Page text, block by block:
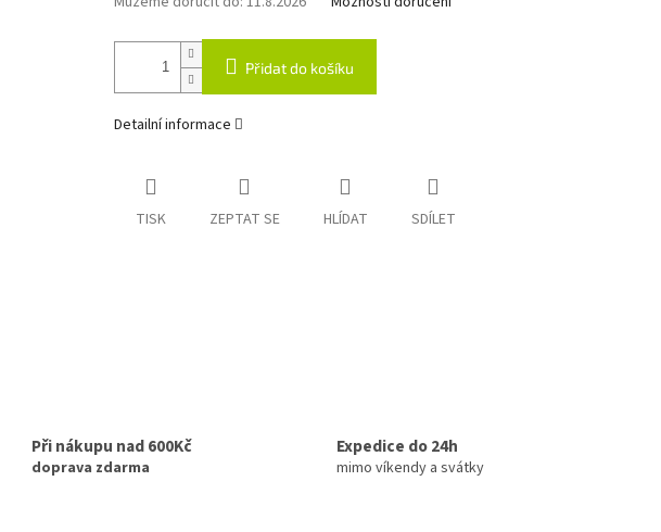
Přidat do košíku
Detailní informace
TISK ZEPTAT SE HLÍDAT SDÍLET
Při nákupu nad 600Kč
doprava zdarma
Expedice do 24h
mimo víkendy a svátky